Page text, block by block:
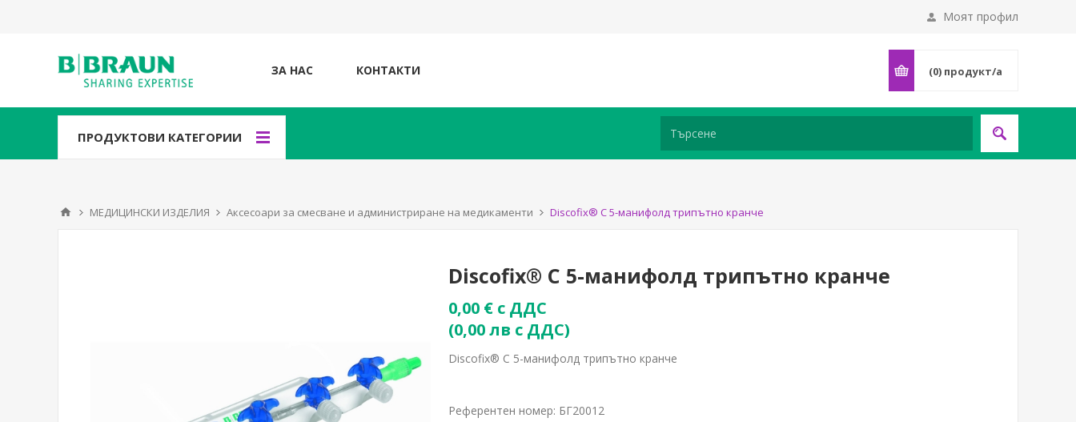
Моят профил
ЗА НАС КОНТАКТИ (0) продукт/а
ПРОДУКТОВИ КАТЕГОРИИ
МЕДИЦИНСКИ ИЗДЕЛИЯ Аксесоари за смесване и администриране на медикаменти Discofix® С 5-манифолд трипътно кранче
Discofix® С 5-манифолд трипътно кранче
0,00 € с ДДС
(0,00 лв с ДДС)
Discofix® С 5-манифолд трипътно кранче
Референтен номер: БГ20012